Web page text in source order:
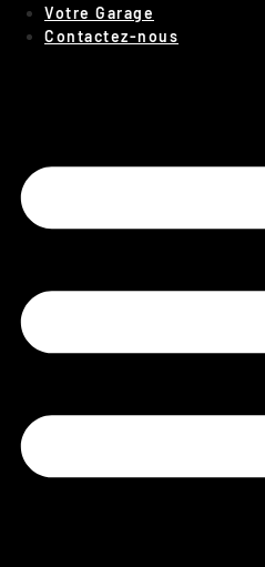
Votre Garage
Contactez-nous